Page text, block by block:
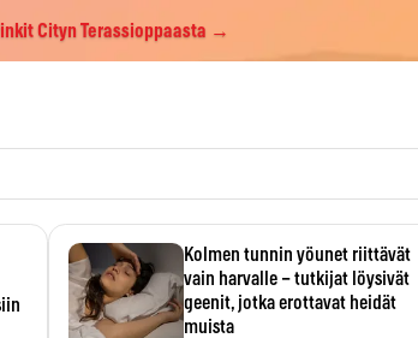
Cityn Terassioppaasta →
Kolmen tunnin yöunet riittävät
vain harvalle – tutkijat löysivät
geenit, jotka erottavat heidät
muista